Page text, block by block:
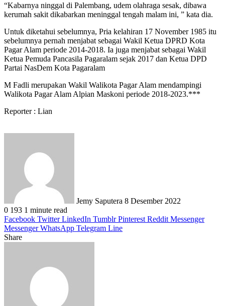
“Kabarnya ninggal di Palembang, udem olahraga sesak, dibawa
kerumah sakit dikabarkan meninggal tengah malam ini, ” kata dia.
Untuk diketahui sebelumnya, Pria kelahiran 17 November 1985 itu
sebelumnya pernah menjabat sebagai Wakil Ketua DPRD Kota
Pagar Alam periode 2014-2018. Ia juga menjabat sebagai Wakil
Ketua Pemuda Pancasila Pagaralam sejak 2017 dan Ketua DPD
Partai NasDem Kota Pagaralam
M Fadli merupakan Wakil Walikota Pagar Alam mendampingi
Walikota Pagar Alam Alpian Maskoni periode 2018-2023.***
Reporter : Lian
Jemy Saputera 8 Desember 2022
0 193 1 minute read
Facebook Twitter LinkedIn Tumblr Pinterest Reddit Messenger
Messenger WhatsApp Telegram Line
Share